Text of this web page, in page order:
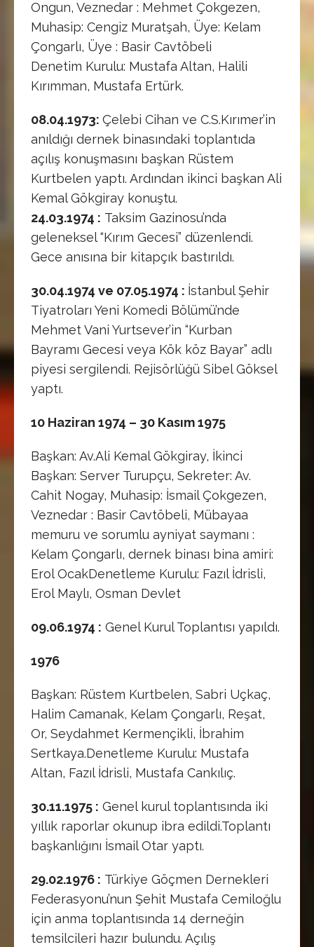
Ongun, Veznedar : Mehmet Çokgezen,
Muhasip: Cengiz Muratşah, Üye: Kelam
Çongarlı, Üye : Basir Cavtöbeli
Denetim Kurulu: Mustafa Altan, Halili
Kırımman, Mustafa Ertürk.
08.04.1973: Çelebi Cihan ve C.S.Kırımer’in
anıldığı dernek binasındaki toplantıda
açılış konuşmasını başkan Rüstem
Kurtbelen yaptı. Ardından ikinci başkan Ali
Kemal Gökgiray konuştu.
24.03.1974 : Taksim Gazinosu’nda
geleneksel “Kırım Gecesi” düzenlendi.
Gece anısına bir kitapçık bastırıldı.
30.04.1974 ve 07.05.1974 : İstanbul Şehir
Tiyatroları Yeni Komedi Bölümü’nde
Mehmet Vani Yurtsever’in “Kurban
Bayramı Gecesi veya Kök köz Bayar” adlı
piyesi sergilendi. Rejisörlüğü Sibel Göksel
yaptı.
10 Haziran 1974 – 30 Kasım 1975
Başkan: Av.Ali Kemal Gökgiray, İkinci
Başkan: Server Turupçu, Sekreter: Av.
Cahit Nogay, Muhasip: İsmail Çokgezen,
Veznedar : Basir Cavtöbeli, Mübayaa
memuru ve sorumlu ayniyat saymanı :
Kelam Çongarlı, dernek binası bina amiri:
Erol OcakDenetleme Kurulu: Fazıl İdrisli,
Erol Maylı, Osman Devlet
09.06.1974 : Genel Kurul Toplantısı yapıldı.
1976
Başkan: Rüstem Kurtbelen, Sabri Uçkaç,
Halim Camanak, Kelam Çongarlı, Reşat,
Or, Seydahmet Kermençikli, İbrahim
Sertkaya.Denetleme Kurulu: Mustafa
Altan, Fazıl İdrisli, Mustafa Cankılıç.
30.11.1975 : Genel kurul toplantısında iki
yıllık raporlar okunup ibra edildi.Toplantı
başkanlığını İsmail Otar yaptı.
29.02.1976 : Türkiye Göçmen Dernekleri
Federasyonu’nun Şehit Mustafa Cemiloğlu
için anma toplantısında 14 derneğin
temsilcileri hazır bulundu. Açılış